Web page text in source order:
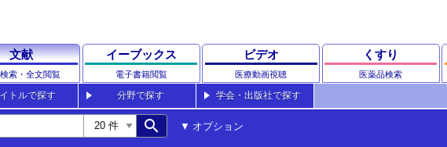
文献
索・全文閲覧
イーブックス
電子書籍閲覧
ビデオ
医療動画視聴
くすり
医薬品検索
トルで探す 分野で探す 学会・出版社で探す
search オプション